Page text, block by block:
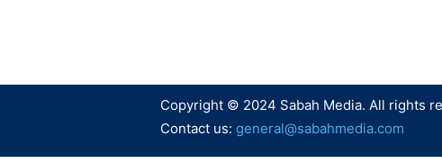
Copyright © 2024 Sabah Media. All rights
Contact us: general@sabahmedia.com